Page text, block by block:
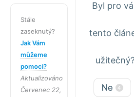
Stále
zaseknutý?
Jak Vám
můžeme
pomoci?
Aktualizováno
Červenec 22,
Byl pro
tento
Ne 4